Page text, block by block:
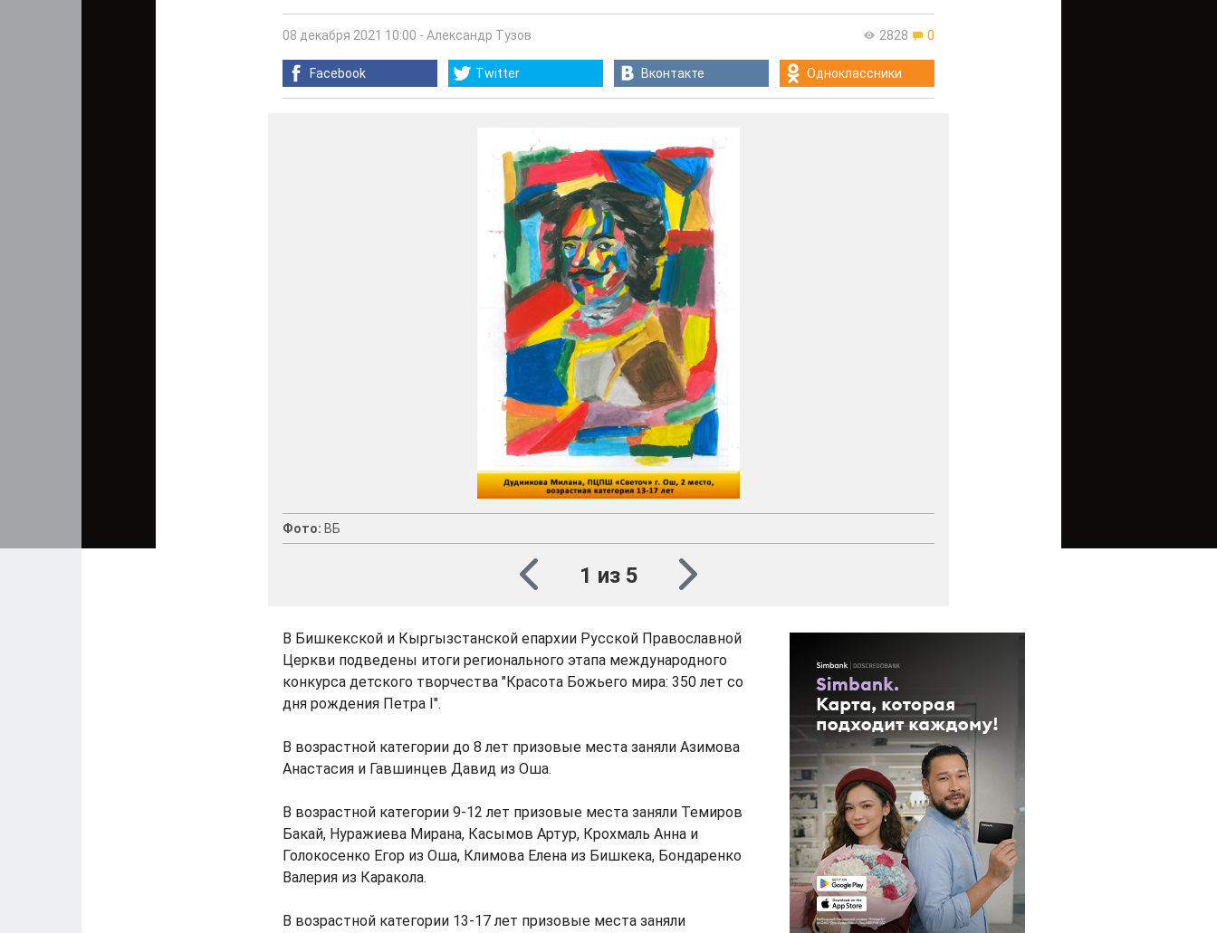
2828 0
08 декабря 2021 10:00 - Александр Тузов
Facebook Twitter Вконтакте Одноклассники
Фото: ВБ
1 из 5
В Бишкекской и Кыргызстанской епархии Русской Православной
Церкви подведены итоги регионального этапа международного
конкурса детского творчества "Красота Божьего мира: 350 лет со
дня рождения Петра I".
В возрастной категории до 8 лет призовые места заняли Азимова
Анастасия и Гавшинцев Давид из Оша.
В возрастной категории 9-12 лет призовые места заняли Темиров
Бакай, Нуражиева Мирана, Касымов Артур, Крохмаль Анна и
Голокосенко Егор из Оша, Климова Елена из Бишкека, Бондаренко
Валерия из Каракола.
В возрастной категории 13-17 лет призовые места заняли